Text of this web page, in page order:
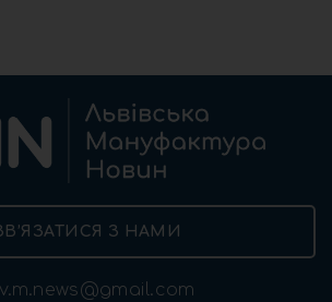
З НАМИ